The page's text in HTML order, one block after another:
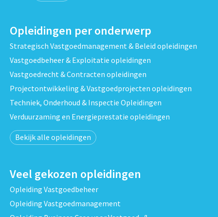
Opleidingen per onderwerp
Strategisch Vastgoedmanagement & Beleid opleidingen
Vastgoedbeheer & Exploitatie opleidingen
Vastgoedrecht & Contracten opleidingen
Projectontwikkeling & Vastgoedprojecten opleidingen
Techniek, Onderhoud & Inspectie Opleidingen
Verduurzaming en Energieprestatie opleidingen
Bekijk alle opleidingen
Veel gekozen opleidingen
Opleiding Vastgoedbeheer
Opleiding Vastgoedmanagement